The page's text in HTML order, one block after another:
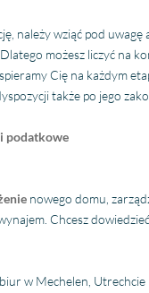
należy wziąć pod uwagę
możesz liczyć na
Cię na każdym
także po jego
podatkowe
nowego domu,
Chcesz
w Mechelen,